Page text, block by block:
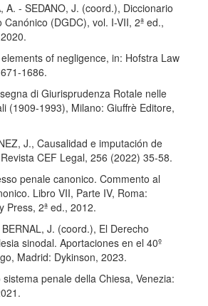
A. - SEDANO, J. (coord.), Diccionario
(DGDC), vol. I-VII, 2ª ed.,
of negligence, in: Hofstra Law
1686.
di Giurisprudenza Rotale nelle
(1909-1993), Milano: Giuffrè Editore,
J., Causalidad e imputación de
CEF Legal, 256 (2022) 35-58.
penale canonico. Commento al
Libro VII, Parte IV, Roma:
Press, 2ª ed., 2012.
J. (coord.), El Derecho
sinodal. Aportaciones en el 40º
Madrid: Dykinson, 2023.
penale della Chiesa, Venezia: